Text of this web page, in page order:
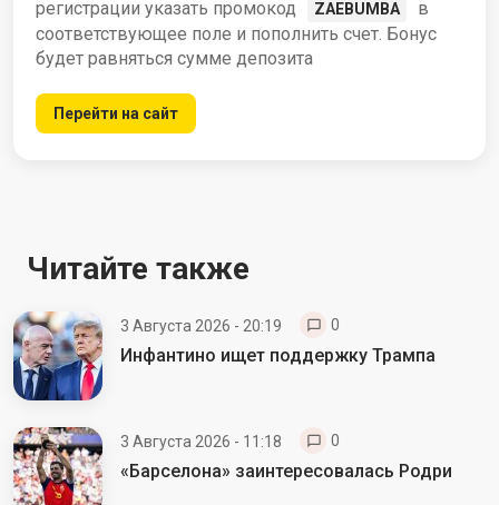
регистрации указать промокод ZAEBUMBA
в
соответствующее поле и пополнить счет. Бонус
будет равняться сумме депозита
Перейти на сайт
Читайте также
3 Августа 2026 - 20:19 0
Инфантино ищет поддержку Трампа
3 Августа 2026 - 11:18 0
«Барселона» заинтересовалась Родри